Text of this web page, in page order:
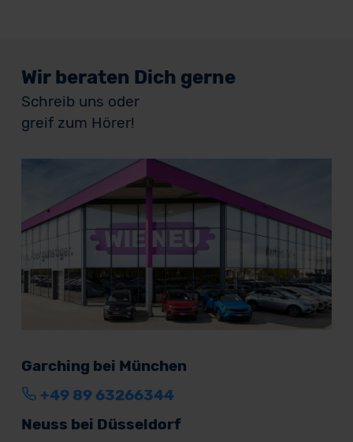
Wir beraten Dich gerne
Schreib uns oder
greif zum Hörer!
Garching bei München
+49 89 63266344
Neuss bei Düsseldorf